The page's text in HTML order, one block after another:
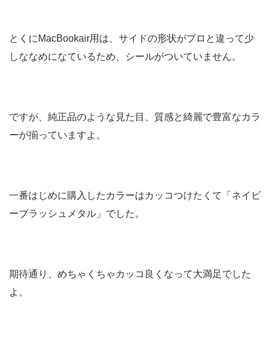
とくにMacBookair用は、サイドの形状がプロと違って少
しななめになているため、シールがついていません。
ですが、純正品のような見た目、質感と綺麗で豊富なカラ
ーが揃っていますよ。
一番はじめに購入したカラーはカッコつけたくて「ネイビ
ーブラッシュメタル」でした。
期待通り、めちゃくちゃカッコ良くなって大満足でした
よ。